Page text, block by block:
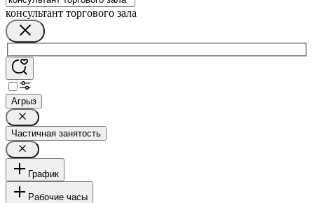
консультант торгового зала
Агрыз
Частичная занятость
График
Рабочие часы